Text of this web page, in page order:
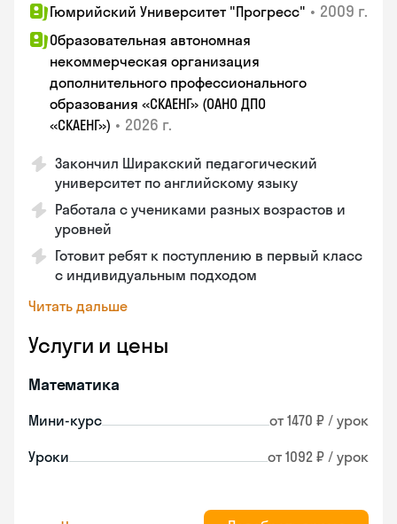
Гюмрийский Университет "Прогресс" • 2009 г.
Образовательная автономная
некоммерческая организация
дополнительного профессионального
образования «СКАЕНГ» (ОАНО ДПО
«СКАЕНГ») • 2026 г.
Закончил Ширакский педагогический
университет по английскому языку
Работала с учениками разных возрастов и
уровней
Готовит ребят к поступлению в первый класс
с индивидуальным подходом
Читать дальше
Услуги и цены
Математика
Мини-курс от 1470 ₽ / урок
Уроки от 1092 ₽ / урок